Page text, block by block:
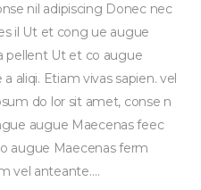
nil adipiscing Donec nec
il Ut et cong ue augue
pellent Ut et co augue
aliqi. Etiam vivas sapien. vel
do lor sit amet, conse n
augue Maecenas feec
augue Maecenas ferm
vel anteante….